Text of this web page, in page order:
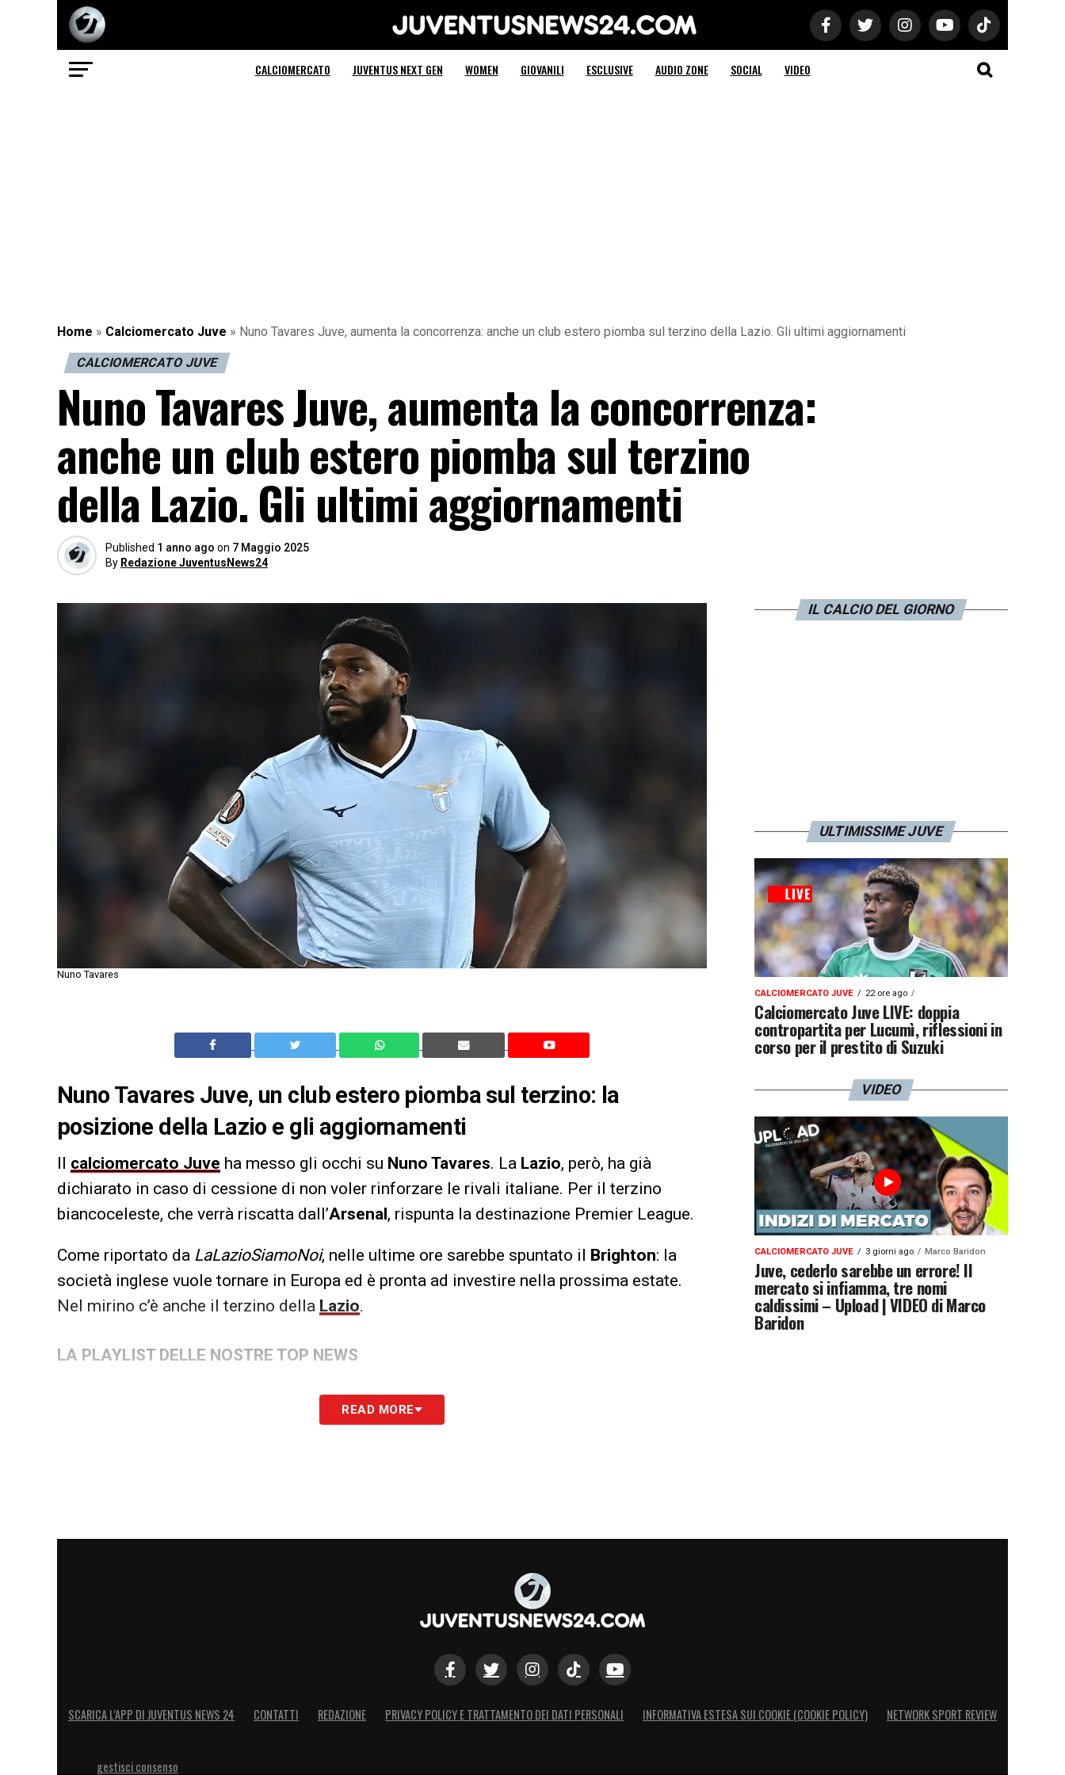
Juventus News 24
CALCIOMERCATO JUVENTUS NEXT GEN WOMEN GIOVANILI ESCLUSIVE AUDIO ZONE SOCIAL VIDEO
Home » Calciomercato Juve » Nuno Tavares Juve, aumenta la concorrenza: anche un club estero piomba sul terzino della Lazio. Gli ultimi aggiornamenti
CALCIOMERCATO JUVE
Nuno Tavares Juve, aumenta la concorrenza:
anche un club estero piomba sul terzino
della Lazio. Gli ultimi aggiornamenti
Published 1 anno ago on 7 Maggio 2025
By Redazione JuventusNews24
Nuno Tavares
Nuno Tavares Juve, un club estero piomba sul terzino: la
posizione della Lazio e gli aggiornamenti
Il calciomercato Juve ha messo gli occhi su Nuno Tavares. La Lazio, però, ha già
dichiarato in caso di cessione di non voler rinforzare le rivali italiane. Per il terzino
biancoceleste, che verrà riscatta dall’Arsenal, rispunta la destinazione Premier League.
Come riportato da LaLazioSiamoNoi, nelle ultime ore sarebbe spuntato il Brighton: la
società inglese vuole tornare in Europa ed è pronta ad investire nella prossima estate.
Nel mirino c’è anche il terzino della Lazio.
LA PLAYLIST DELLE NOSTRE TOP NEWS
READ MORE
IL CALCIO DEL GIORNO
ULTIMISSIME JUVE
CALCIOMERCATO JUVE 22 ore ago
Calciomercato Juve LIVE: doppia
contropartita per Lucumì, riflessioni in
corso per il prestito di Suzuki
VIDEO
CALCIOMERCATO JUVE 3 giorni ago Marco Baridon
Juve, cederlo sarebbe un errore! Il
mercato si infiamma, tre nomi
caldissimi – Upload | VIDEO di Marco
Baridon
SCARICA L’APP DI JUVENTUS NEWS 24 CONTATTI REDAZIONE PRIVACY POLICY E TRATTAMENTO DEI DATI PERSONALI INFORMATIVA ESTESA SUI COOKIE (COOKIE POLICY) NETWORK SPORT REVIEW
gestisci consenso